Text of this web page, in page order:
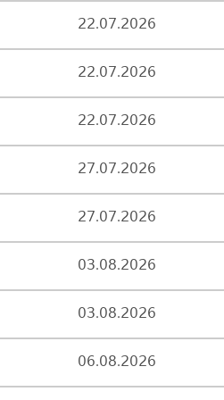
22.07.2026
22.07.2026
22.07.2026
27.07.2026
27.07.2026
03.08.2026
03.08.2026
06.08.2026